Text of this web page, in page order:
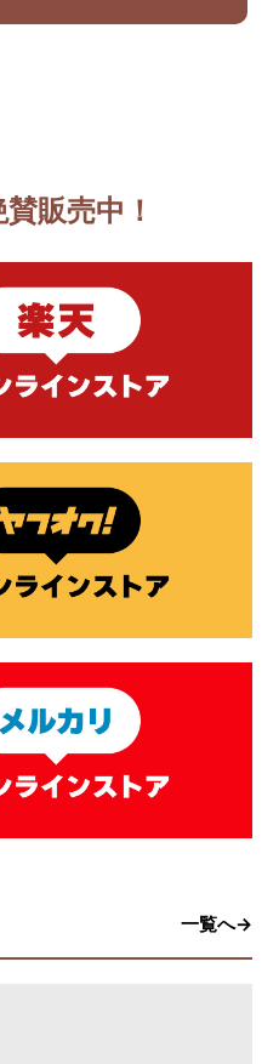
販売中！
一覧へ→